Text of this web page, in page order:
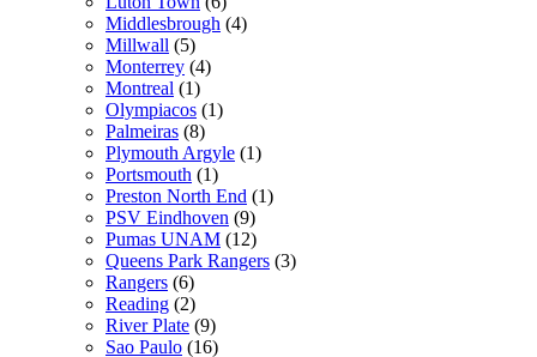
Middlesbrough (4)
Millwall (5)
Monterrey (4)
Montreal (1)
Olympiacos (1)
Palmeiras (8)
Plymouth Argyle (1)
Portsmouth (1)
Preston North End (1)
PSV Eindhoven (9)
Pumas UNAM (12)
Queens Park Rangers (3)
Rangers (6)
Reading (2)
River Plate (9)
Sao Paulo (16)